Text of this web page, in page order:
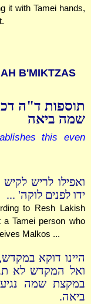
it with Tamei hands,
B'MIKTZAS
תוספות ד"ה
שמה ביאה
this even
ואפילו לריש
ידו לפנים לוקה' ...
to Resh Lakish
Tamei person who
Malkos ...
היינו דוקא
ואל המקדש לא
במקצת שמה
ביאה.